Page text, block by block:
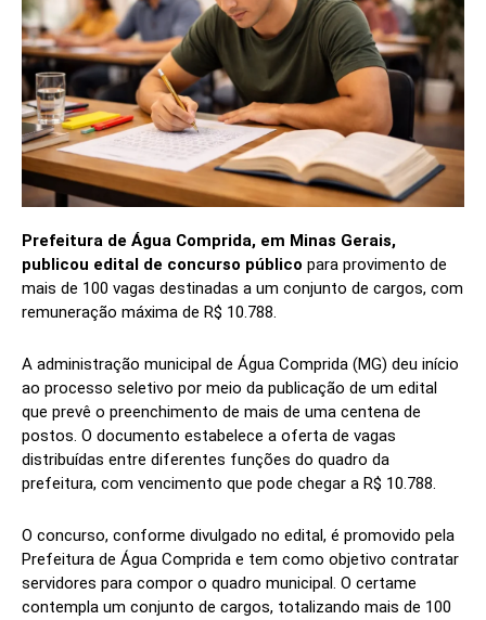
Prefeitura de Água Comprida, em Minas Gerais,
publicou edital de concurso público para provimento de
mais de 100 vagas destinadas a um conjunto de cargos, com
remuneração máxima de R$ 10.788.
A administração municipal de Água Comprida (MG) deu início
ao processo seletivo por meio da publicação de um edital
que prevê o preenchimento de mais de uma centena de
postos. O documento estabelece a oferta de vagas
distribuídas entre diferentes funções do quadro da
prefeitura, com vencimento que pode chegar a R$ 10.788.
O concurso, conforme divulgado no edital, é promovido pela
Prefeitura de Água Comprida e tem como objetivo contratar
servidores para compor o quadro municipal. O certame
contempla um conjunto de cargos, totalizando mais de 100